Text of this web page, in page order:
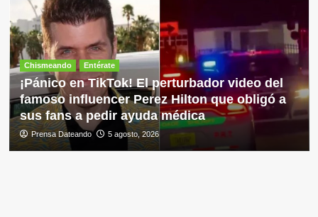
Chismeando Entérate
¡Pánico en TikTok! El perturbador video del
famoso influencer Perez Hilton que obligó a
sus fans a pedir ayuda médica
Prensa Dateando 5 agosto, 2026